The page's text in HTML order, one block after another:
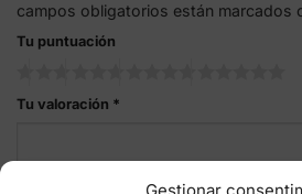
campos obligatorios están marcados
Tu puntuación
Tu valoración *